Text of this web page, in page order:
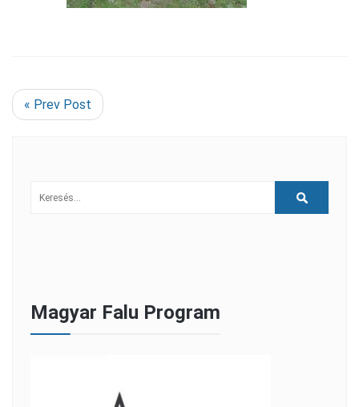
« Prev Post
Magyar Falu Program